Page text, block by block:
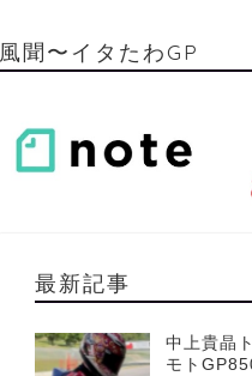
風聞〜イタたわGP
最新記事
中上貴晶
モト